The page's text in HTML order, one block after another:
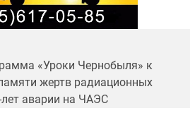
«Уроки Чернобыля» к
жертв радиационных
аварии на ЧАЭС